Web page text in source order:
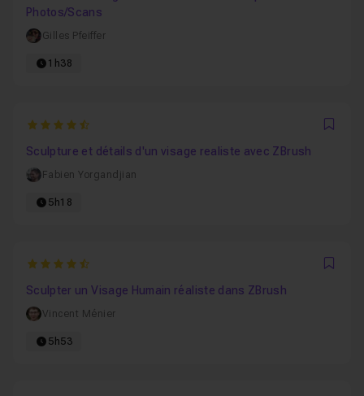
Photos/Scans
Gilles Pfeiffer
1h38
4.8823529411765
Sculpture et détails d'un visage realiste avec ZBrush
Fabien Yorgandjian
5h18
4.8888888888889
Sculpter un Visage Humain réaliste dans ZBrush
Vincent Ménier
5h53